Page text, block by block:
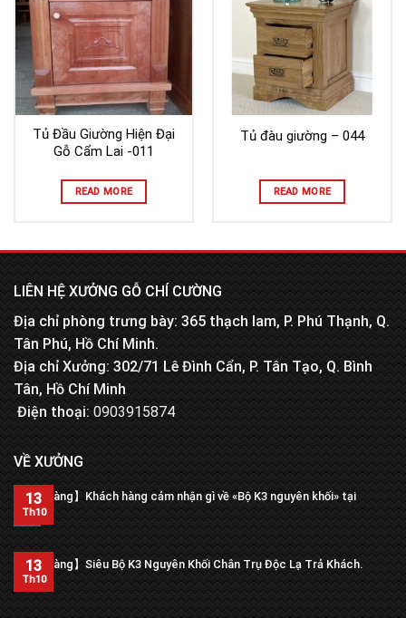
Tủ Đầu Giường Hiện Đại
Gỗ Cẩm Lai -011
READ MORE
Tủ đàu giường – 044
READ MORE
LIÊN HỆ XƯỞNG GỖ CHÍ CƯỜNG
Địa chỉ phòng trưng bày: 365 thạch lam, P. Phú Thạnh, Q.
Tân Phú, Hồ Chí Minh.
Địa chỉ Xưởng: 302/71 Lê Đình Cẩn, P. Tân Tạo, Q. Bình
Tân, Hồ Chí Minh
Điện thoại:0903915874
VỀ XƯỞNG
【Trả hàng】Khách hàng cảm nhận gì về «Bộ K3 nguyên khối» tại
xưởng?
13
Th10
【Trả hàng】Siêu Bộ K3 Nguyên Khối Chân Trụ Độc Lạ Trả Khách.
13
Th10